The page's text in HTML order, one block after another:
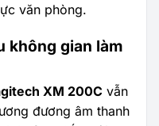
văn phòng.
không gian làm
XM 200C vẫn
đương âm thanh